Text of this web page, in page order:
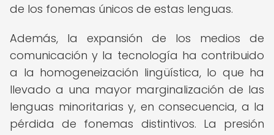
de los fonemas únicos de estas lenguas.
Además, la expansión de los medios de
comunicación y la tecnología ha contribuido
a la homogeneización lingüística, lo que ha
llevado a una mayor marginalización de las
lenguas minoritarias y, en consecuencia, a la
pérdida de fonemas distintivos. La presión